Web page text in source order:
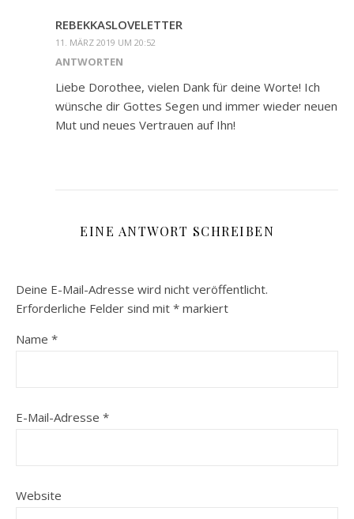
REBEKKASLOVELETTER
11. MÄRZ 2019 UM 20:52
ANTWORTEN
Liebe Dorothee, vielen Dank für deine Worte! Ich
wünsche dir Gottes Segen und immer wieder neuen
Mut und neues Vertrauen auf Ihn!
EINE ANTWORT SCHREIBEN
Deine E-Mail-Adresse wird nicht veröffentlicht.
Erforderliche Felder sind mit * markiert
Name *
E-Mail-Adresse *
Website